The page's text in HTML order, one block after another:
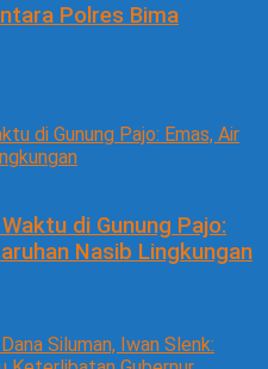
Polres Bima
di Gunung Pajo:
Nasib Lingkungan